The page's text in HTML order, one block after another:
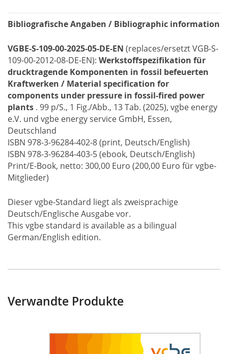
Bibliografische Angaben / Bibliographic information
VGBE-S-109-00-2025-05-DE-EN (replaces/ersetzt VGB-S-
109-00-2012-08-DE-EN): Werkstoffspezifikation für
drucktragende Komponenten in fossil befeuerten
Kraftwerken / Material specification for
components under pressure in fossil-fired power
plants . 99 p/S., 1 Fig./Abb., 13 Tab. (2025), vgbe energy
e.V. und vgbe energy service GmbH, Essen,
Deutschland
ISBN 978-3-96284-402-8 (print, Deutsch/English)
ISBN 978-3-96284-403-5 (ebook, Deutsch/English)
Print/E-Book, netto: 300,00 Euro (200,00 Euro für vgbe-
Mitglieder)
Dieser vgbe-Standard liegt als zweisprachige
Deutsch/Englische Ausgabe vor.
This vgbe standard is available as a bilingual
German/English edition.
Verwandte Produkte